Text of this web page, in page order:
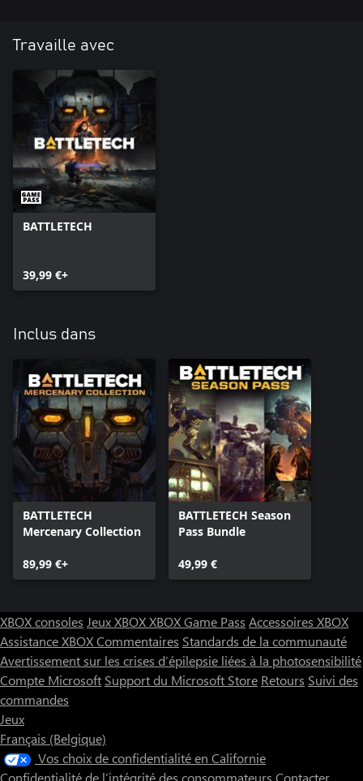
Travaille avec
BATTLETECH
39,99 €+
Inclus dans
BATTLETECH
Mercenary Collection
89,99 €+
BATTLETECH Season
Pass Bundle
49,99 €
XBOX consoles Jeux XBOXXBOX Game Pass Accessoires XBOX
Assistance XBOXCommentaires Standards de la communauté
Avertissement sur les crises d’épilepsie liées à la photosensibilité
Compte Microsoft Support du Microsoft Store Retours Suivi des
commandes
Jeux
Français (Belgique)
Vos choix de confidentialité en Californie
Confidentialité de l’intégrité des consommateurs Contacter